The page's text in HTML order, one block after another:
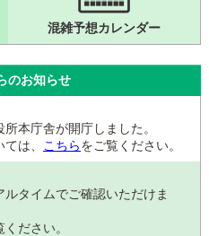
混雑予想カレンダー
のお知らせ
本庁舎が開庁しました。
は、
こちらをご覧ください。
タイムでご確認いただけま
ください。